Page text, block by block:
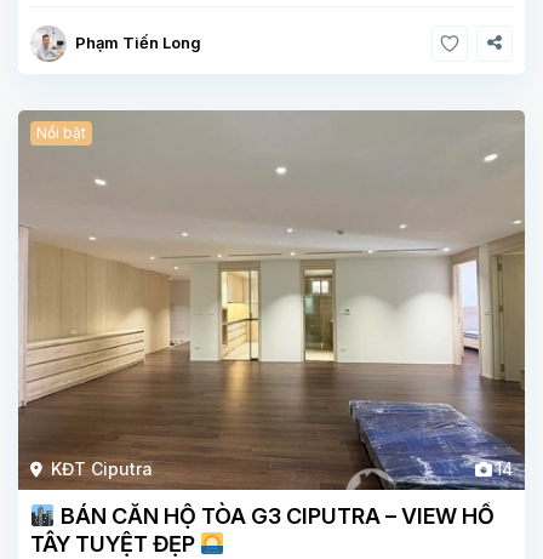
Phạm Tiến Long
KĐT Ciputra 14
Nổi bật
BÁN CĂN HỘ TÒA G3 CIPUTRA – VIEW HỒ
TÂY TUYỆT ĐẸP